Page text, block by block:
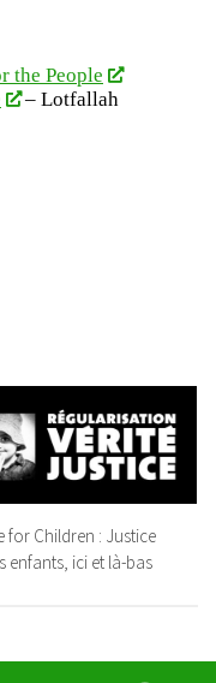
the People
– Lotfallah
for Children : Justice
enfants, ici et là-bas